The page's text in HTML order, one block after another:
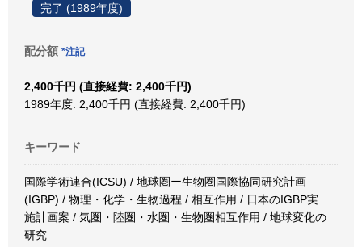
完了 (1989年度)
配分額 *注記
2,400千円 (直接経費: 2,400千円)
1989年度: 2,400千円 (直接経費: 2,400千円)
キーワード
国際学術連合(ICSU) / 地球圏ー生物圏国際協同研究計画
(IGBP) / 物理・化学・生物過程 / 相互作用 / 日本のIGBP実
施計画案 / 気圏・陸圏・水圏・生物圏相互作用 / 地球変化の
研究